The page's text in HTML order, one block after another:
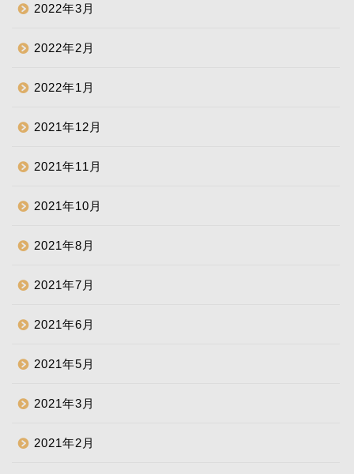
2022年3月
2022年2月
2022年1月
2021年12月
2021年11月
2021年10月
2021年8月
2021年7月
2021年6月
2021年5月
2021年3月
2021年2月